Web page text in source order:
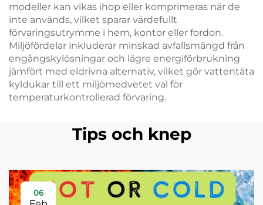
modeller kan vikas ihop eller komprimeras när de
inte används, vilket sparar värdefullt
förvaringsutrymme i hem, kontor eller fordon.
Miljöfördelar inkluderar minskad avfallsmängd från
engångskylösningar och lägre energiförbrukning
jämfört med eldrivna alternativ, vilket gör vattentäta
kyldukar till ett miljömedvetet val för
temperaturkontrollerad förvaring.
Tips och knep
06